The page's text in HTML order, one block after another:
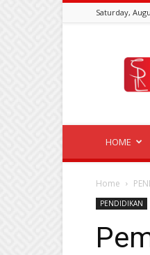
Saturday,
HOME
Home
PENDIDIKAN